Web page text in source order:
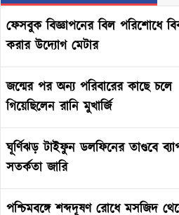
ফেসবুক বিজ্ঞাপনের বিল পরিশোধে
করার উদ্যোগ মেটার
জন্মের পর অন্য পরিবারের কাছে চলে
গিয়েছিলেন রানি মুখার্জি
ঘূর্ণিঝড় টাইফুন ডলফিনের তাণ্ডবে
সতর্কতা জারি
পশ্চিমবঙ্গে শব্দদূষণ রোধে মসজিদ